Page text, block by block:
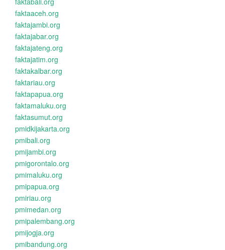
faktaaceh.org
faktajambi.org
faktajabar.org
faktajateng.org
faktajatim.org
faktakalbar.org
faktariau.org
faktapapua.org
faktamaluku.org
faktasumut.org
pmidkijakarta.org
pmibali.org
pmijambi.org
pmigorontalo.org
pmimaluku.org
pmipapua.org
pmiriau.org
pmimedan.org
pmipalembang.org
pmijogja.org
pmibandung.org